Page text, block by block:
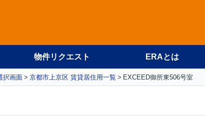
物件リクエスト ERAとは
択画面 京都市上京区 賃貸居住用一覧 EXCEED御所東506号室